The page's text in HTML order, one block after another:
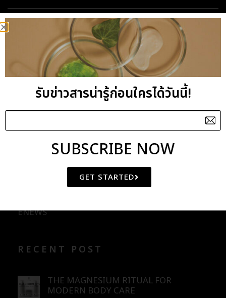
This entry was posted in . Bookmark thepermalink.
IPLUSQ_ADMAIN
Cotton Seed Oil
ENEWS
RECENT POST
THE MAGNESIUM RITUAL FOR
MODERN BODY CARE
รับข่าวสารน่ารู้ก่อนใครได้วันนี้!
SUBSCRIBE NOW
GET STARTED